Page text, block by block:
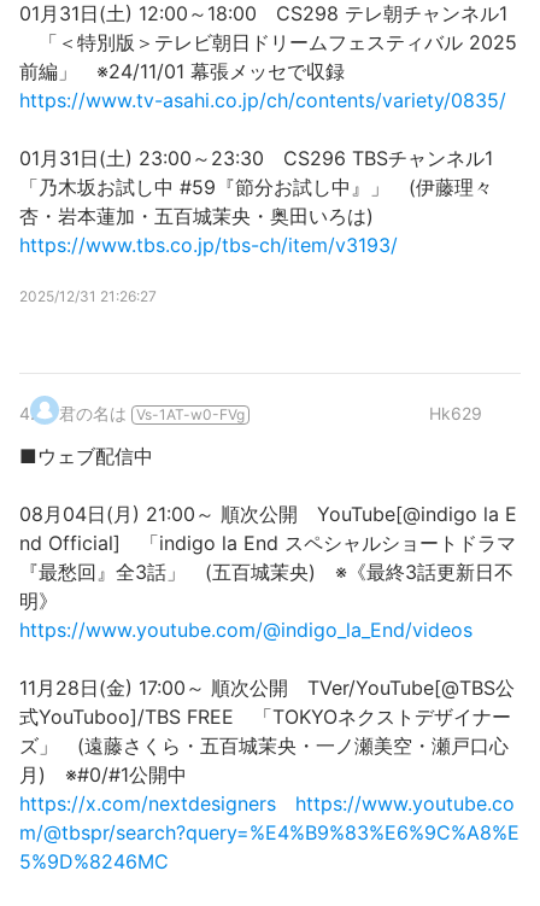
01月31日(土) 12:00～18:00 CS298 テレ朝チャンネル1
「＜特別版＞テレビ朝日ドリームフェスティバル 2025
前編」 ※24/11/01 幕張メッセで収録
https://www.tv-asahi.co.jp/ch/contents/variety/0835/
01月31日(土) 23:00～23:30 CS296 TBSチャンネル1
「乃木坂お試し中 #59『節分お試し中』」 (伊藤理々
杏・岩本蓮加・五百城茉央・奥田いろは)
https://www.tbs.co.jp/tbs-ch/item/v3193/
2025/12/31 21:26:27
4. 君の名は Vs-1AT-w0-FVg Hk629
■ウェブ配信中
08月04日(月) 21:00～ 順次公開 YouTube[@indigo la E
nd Official] 「indigo la End スペシャルショートドラマ
『最愁回』全3話」 (五百城茉央) ※《最終3話更新日不
明》
https://www.youtube.com/@indigo_la_End/videos
11月28日(金) 17:00～ 順次公開 TVer/YouTube[@TBS公
式YouTuboo]/TBS FREE 「TOKYOネクストデザイナー
ズ」 (遠藤さくら・五百城茉央・一ノ瀬美空・瀬戸口心
月) ※#0/#1公開中
https://x.com/nextdesigners
https://www.youtube.co
m/@tbspr/search?query=%E4%B9%83%E6%9C%A8%E
5%9D%8246MC